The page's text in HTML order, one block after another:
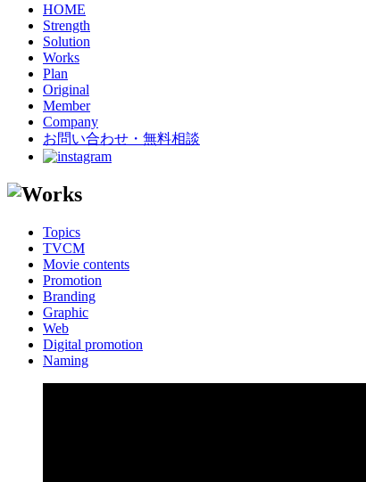
HOME
Strength
Solution
Works
Plan
Original
Member
Company
お問い合わせ・無料相談
Topics
TVCM
Movie contents
Promotion
Branding
Graphic
Web
Digital promotion
Naming